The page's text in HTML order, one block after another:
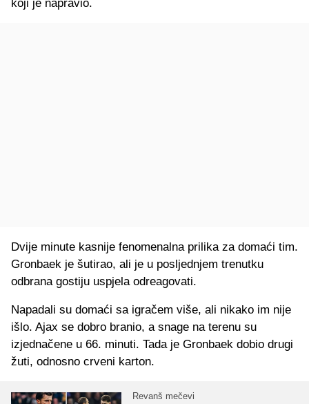
koji je napravio.
Dvije minute kasnije fenomenalna prilika za domaći tim.
Gronbaek je šutirao, ali je u posljednjem trenutku
odbrana gostiju uspjela odreagovati.
Napadali su domaći sa igračem više, ali nikako im nije
išlo. Ajax se dobro branio, a snage na terenu su
izjednačene u 66. minuti. Tada je Gronbaek dobio drugi
žuti, odnosno crveni karton.
Revanš mečevi